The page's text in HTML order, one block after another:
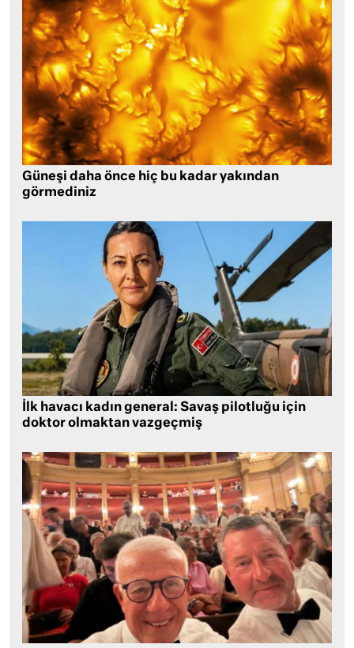
Güneşi daha önce hiç bu kadar yakından
görmediniz
İlk havacı kadın general: Savaş pilotluğu için
doktor olmaktan vazgeçmiş